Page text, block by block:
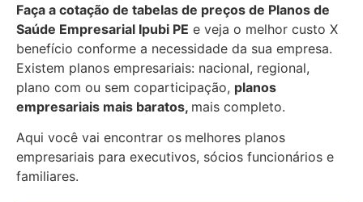
Faça a cotação de tabelas de preços de Planos de
Saúde Empresarial Ipubi PE e veja o melhor custo X
benefício conforme a necessidade da sua empresa.
Existem planos empresariais: nacional, regional,
plano com ou sem coparticipação, planos
empresariais mais baratos, mais completo.
Aqui você vai encontrar os melhores planos
empresariais para executivos, sócios funcionários e
familiares.